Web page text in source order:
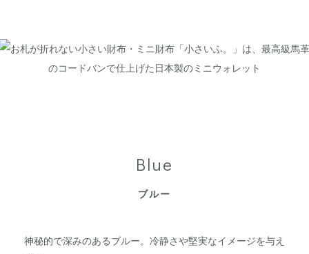
Blue
ブルー
神秘的で深みのあるブルー。冷静さや堅実なイメージを与え